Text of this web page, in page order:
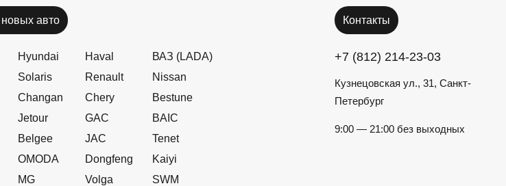
новых авто
Hyundai Haval
ВАЗ (LADA)
Solaris Renault
Nissan
Changan Chery
Bestune
Jetour GAC
BAIC
Belgee JAC
Tenet
OMODA Dongfeng
Kaiyi
MG Volga
SWM
Контакты
+7 (812) 214-23-03
Кузнецовская ул., 31, Санкт-
Петербург
9:00 — 21:00 без выходных